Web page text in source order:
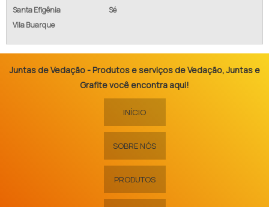
Santa Efigênia
Sé
Vila Buarque
Juntas de Vedação - Produtos e serviços de Vedação, Juntas e
Grafite você encontra aqui!
INÍCIO
SOBRE NÓS
PRODUTOS